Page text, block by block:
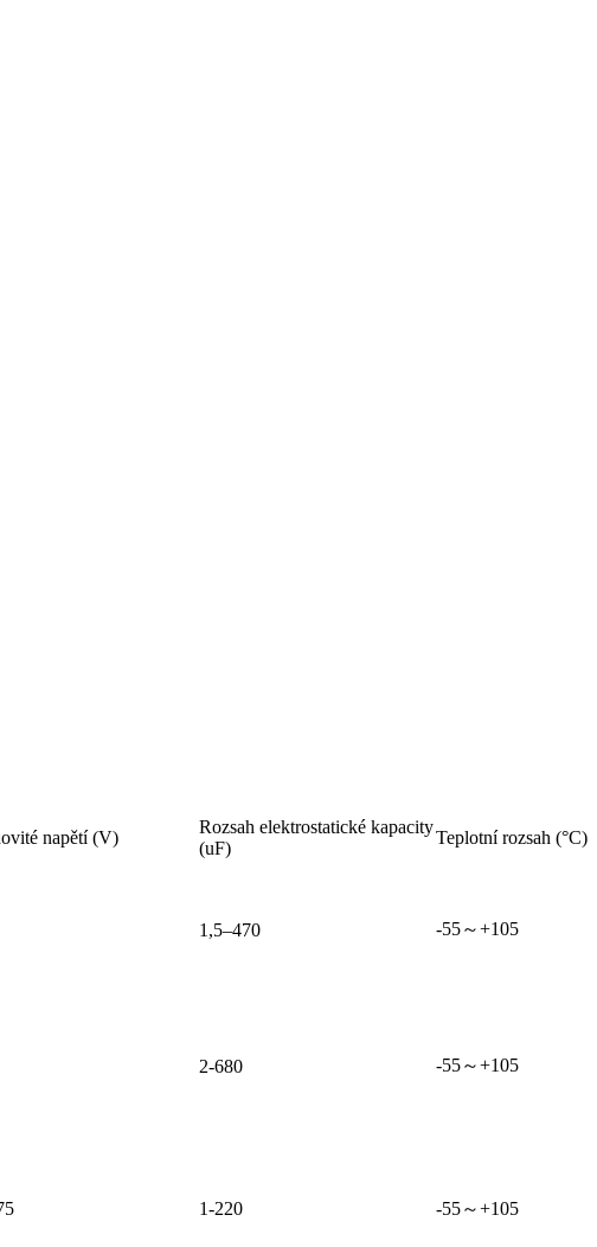
napětí (V)
Rozsah elektrostatické kapacity
(uF)
Teplotní rozsah (°C)
1,5–470 -55～+105
2-680 -55～+105
1-220 -55～+105